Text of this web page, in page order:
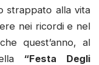
strappato alla vita
nei ricordi e nel
quest’anno, al
“Festa Degli